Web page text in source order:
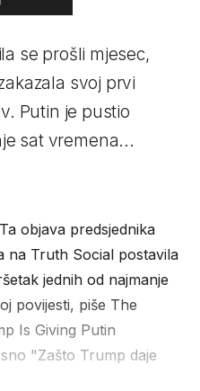
se prošli mjesec,
svoj prvi
Putin je pustio
sat vremena...
objava predsjednika
na Truth Social postavila
jednih od najmanje
povijesti, piše The
Is Giving Putin
"Zašto Trump daje